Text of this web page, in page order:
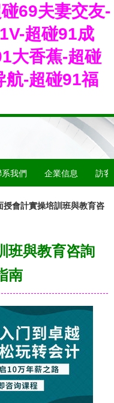
69夫妻交友-
超碰91成
大香蕉-超碰
航-超碰91福
系我們 企業信息 訪客
授會計實操培訓班與教育咨
班與教育咨詢
南